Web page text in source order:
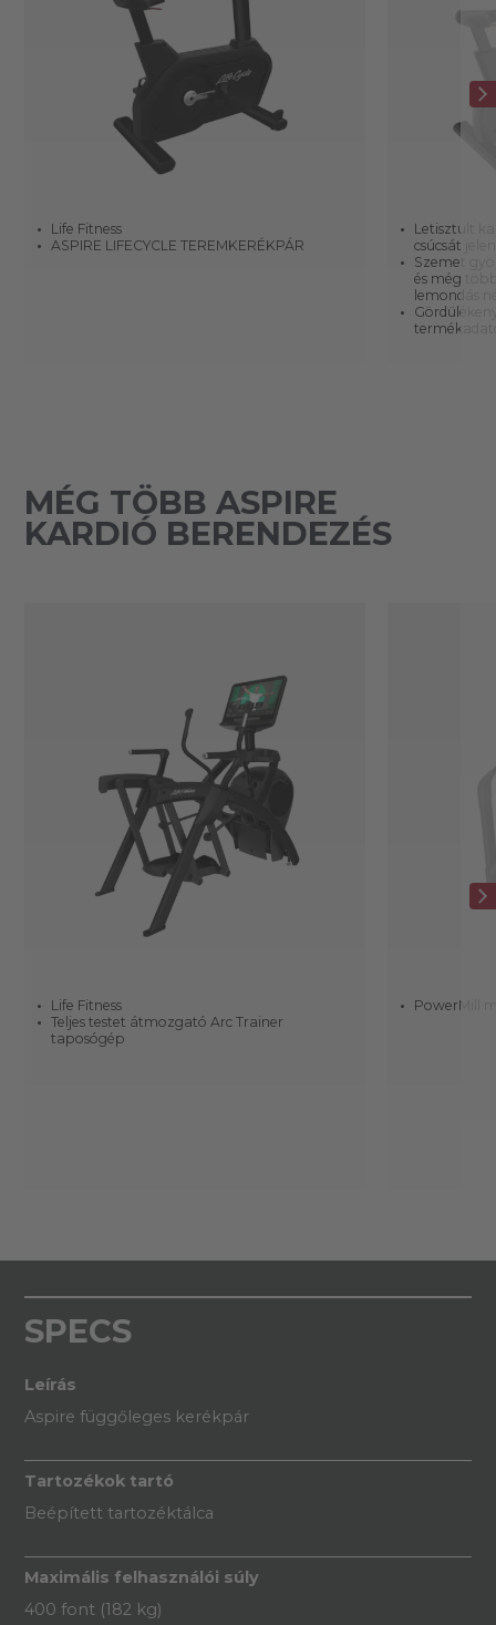
Life Fitness
ASPIRE LIFECYCLE TEREMKERÉKPÁR
Letisztult
csúcsát
Szemet
és még
lemondás
MÉG TÖBB ASPIRE
KARDIÓ BERENDEZÉS
Life Fitness
Teljes testet átmozgató Arc Trainer
taposógép
PowerMill
SPECS
Leírás
Aspire függőleges kerékpár
Tartozékok tartó
Beépített tartozéktálca
Maximális felhasználói súly
400 font (182 kg)